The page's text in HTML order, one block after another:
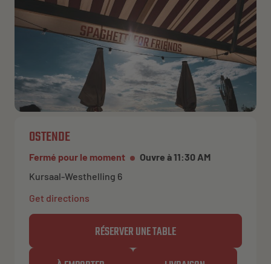
OSTENDE
Fermé pour le moment
Ouvre à 11:30 AM
Kursaal-Westhelling 6
Get directions
RÉSERVER UNE TABLE